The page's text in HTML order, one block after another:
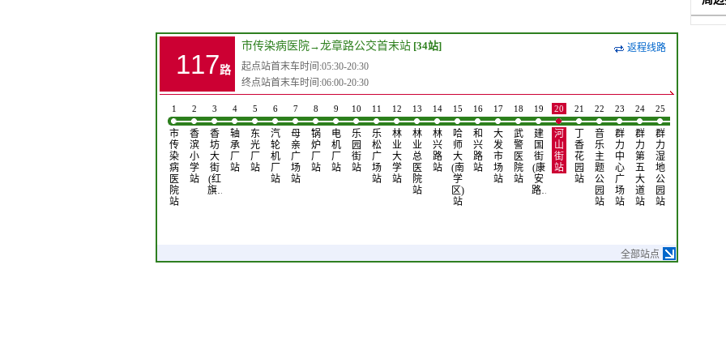
117路
市传染病医院→龙章路公交首末站 [34站]
返程线路
起点站首末车时间:05:30-20:30
终点站首末车时间:06:00-20:30
1
市
传
染
病
医
院
站
2
香
滨
小
学
站
3
香
坊
大
街
(红
旗…
4
轴
承
厂
站
5
东
光
厂
站
6
汽
轮
机
厂
站
7
母
亲
广
场
站
8
锅
炉
厂
站
9
电
机
厂
站
10
乐
园
街
站
11
乐
松
广
场
站
12
林
业
大
学
站
13
林
业
总
医
院
站
14
林
兴
路
站
15
哈
师
大
(南
学
区)
站
16
和
兴
路
站
17
大
发
市
场
站
18
武
警
医
院
站
19
建
国
街
(康
安
路…
20
河
山
街
站
21
香
花
园
站
22
音
乐
主
题
公
园
站
23
群
力
中
心
广
场
站
24
群
力
第
五
大
道
站
25
群
力
湿
地
公
园
站
全部站点